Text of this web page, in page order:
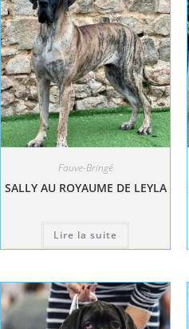
Fauve-Bringé
SALLY AU ROYAUME DE LEYLA
Lire la suite